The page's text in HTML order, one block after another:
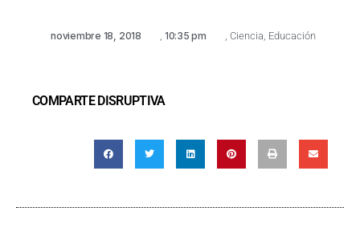
noviembre 18, 2018 10:35 pm Ciencia Educación
COMPARTE DISRUPTIVA